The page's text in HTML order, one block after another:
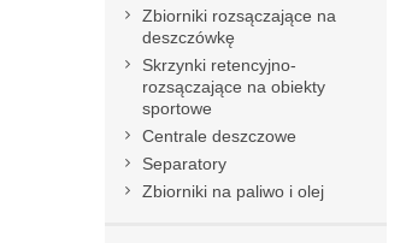
Zbiorniki rozsączające na
deszczówkę
Skrzynki retencyjno-
rozsączające na obiekty
sportowe
Centrale deszczowe
Separatory
Zbiorniki na paliwo i olej